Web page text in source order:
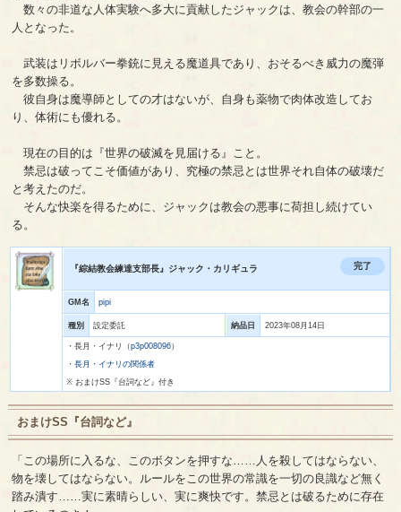
数々の非道な人体実験へ多大に貢献したジャックは、教会の幹部の一
人となった。
武装はリボルバー拳銃に見える魔道具であり、おそるべき威力の魔弾
を多数操る。
彼自身は魔導師としての才はないが、自身も薬物で肉体改造してお
り、体術にも優れる。
現在の目的は『世界の破滅を見届ける』こと。
禁忌は破ってこそ価値があり、究極の禁忌とは世界それ自体の破壊だ
と考えたのだ。
そんな快楽を得るために、ジャックは教会の悪事に荷担し続けてい
る。
『綜結教会練達支部長』ジャック・カリギュラ 完了
GM名 pipi
種別 設定委託 納品日 2023年08月14日
・長月・イナリ（p3p008096）
・長月・イナリの関係者
※ おまけSS『台詞など』付き
おまけSS『台詞など』
「この場所に入るな、このボタンを押すな……人を殺してはならない、
物を壊してはならない。ルールをこの世界の常識を一切の良識など無く
踏み潰す……実に素晴らしい、実に爽快です。禁忌とは破るために存在